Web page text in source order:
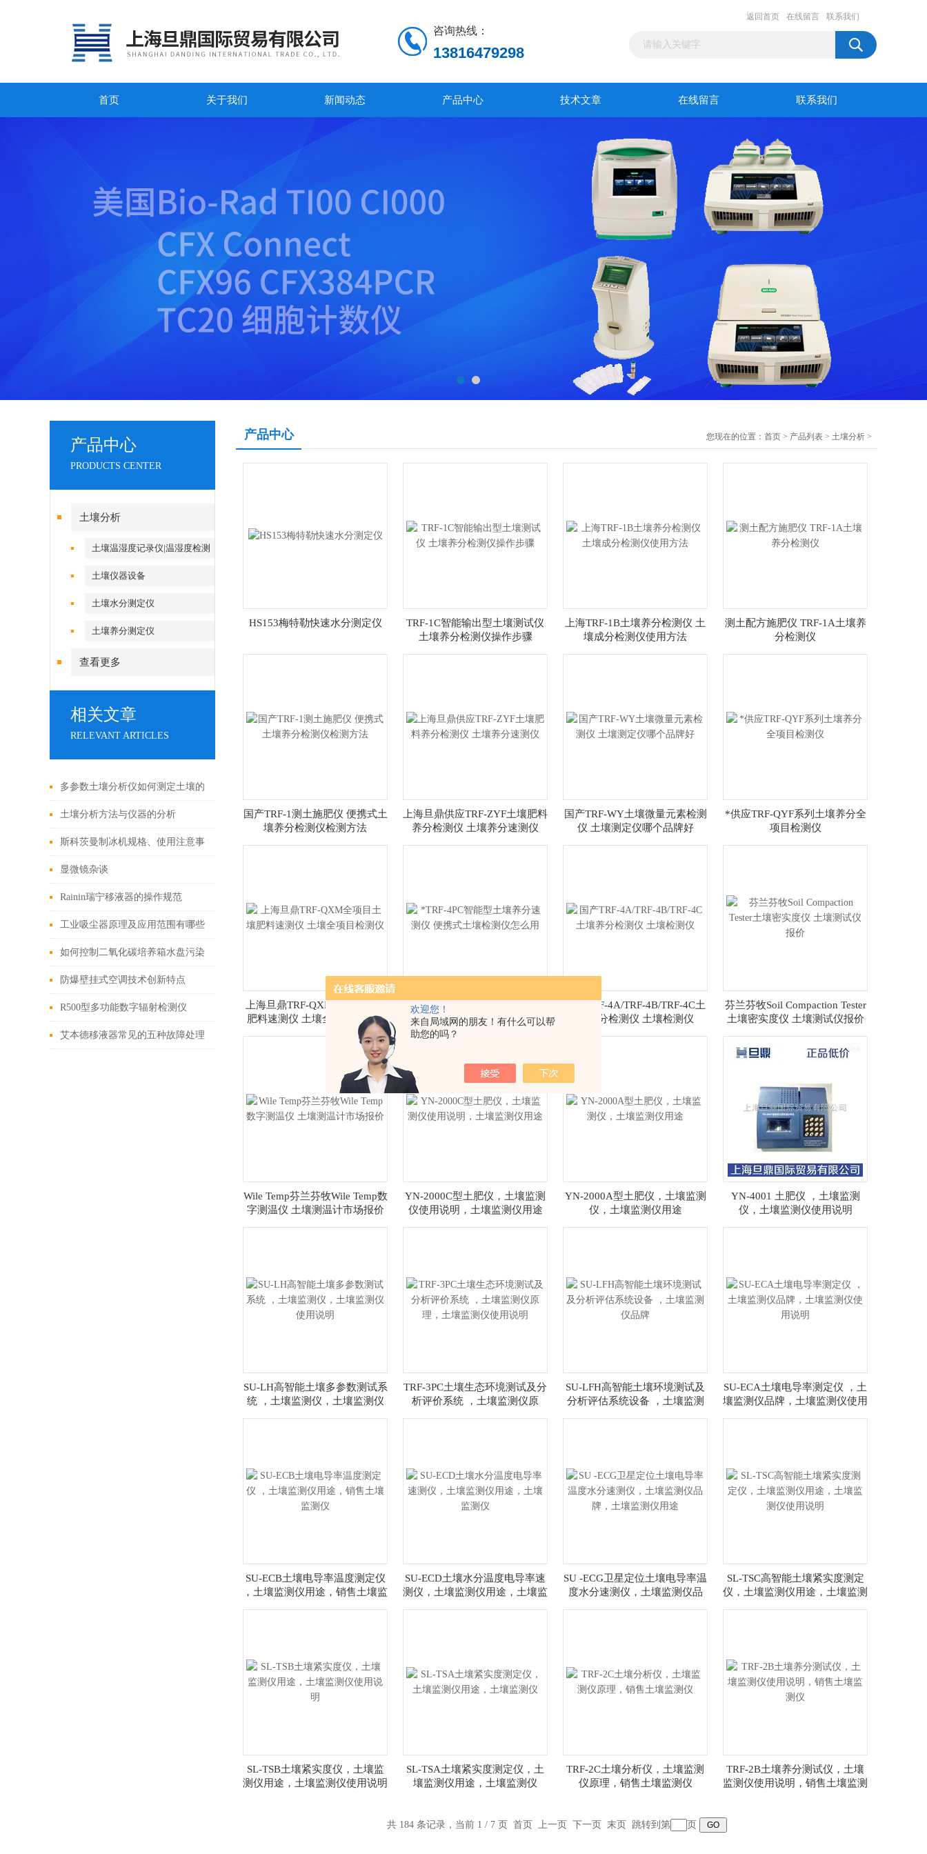
欢迎您！
来自局域网的朋友！有什么可以帮
助您的吗？
咨询热线：
13816479298
返回首页 在线留言 联系我们
首页 关于我们 新闻动态 产品中心 技术文章 在线留言 联系我们
产品中心
PRODUCTS CENTER
土壤分析
土壤温湿度记录仪|温湿度检测
土壤仪器设备
土壤水分测定仪
土壤养分测定仪
查看更多
相关文章
RELEVANT ARTICLES
多参数土壤分析仪如何测定土壤的
pH值和分析土壤肥力
土壤分析方法与仪器的分析
斯科茨曼制冰机规格、使用注意事
项
显微镜杂谈
Rainin瑞宁移液器的操作规范
工业吸尘器原理及应用范围有哪些
如何控制二氧化碳培养箱水盘污染
防爆壁挂式空调技术创新特点
R500型多功能数字辐射检测仪
艾本德移液器常见的五种故障处理
产品中心 您现在的位置： 首页 > 产品列表 > 土壤分析 >
HS153梅特勒快速水分测定仪
TRF-1C智能输出型土壤测试仪
土壤养分检测仪操作步骤
上海TRF-1B土壤养分检测仪 土
壤成分检测仪使用方法
测土配方施肥仪 TRF-1A土壤养
分检测仪
国产TRF-1测土施肥仪 便携式土
壤养分检测仪检测方法
上海旦鼎供应TRF-ZYF土壤肥料
养分检测仪 土壤养分速测仪
国产TRF-WY土壤微量元素检测
仪 土壤测定仪哪个品牌好
*供应TRF-QYF系列土壤养分全
项目检测仪
上海旦鼎TRF-QXM全项目土壤
肥料速测仪 土壤全项目检测仪
*TRF-4PC智能型土壤养分速测
仪 便携式土壤检测仪怎么用
国产TRF-4A/TRF-4B/TRF-4C土
壤养分检测仪 土壤检测仪
芬兰芬牧Soil Compaction Tester
土壤密实度仪 土壤测试仪报价
Wile Temp芬兰芬牧Wile Temp数
字测温仪 土壤测温计市场报价
YN-2000C型土肥仪，土壤监测
仪使用说明，土壤监测仪用途
YN-2000A型土肥仪，土壤监测
仪，土壤监测仪用途
YN-4001 土肥仪 ，土壤监测
仪，土壤监测仪使用说明
SU-LH高智能土壤多参数测试系
统 ，土壤监测仪，土壤监测仪
TRF-3PC土壤生态环境测试及分
析评价系统 ，土壤监测仪原
SU-LFH高智能土壤环境测试及
分析评估系统设备 ，土壤监测
SU-ECA土壤电导率测定仪 ，土
壤监测仪品牌，土壤监测仪使用
SU-ECB土壤电导率温度测定仪
，土壤监测仪用途，销售土壤监
SU-ECD土壤水分温度电导率速
测仪，土壤监测仪用途，土壤监
SU -ECG卫星定位土壤电导率温
度水分速测仪，土壤监测仪品
SL-TSC高智能土壤紧实度测定
仪，土壤监测仪用途，土壤监测
SL-TSB土壤紧实度仪，土壤监
测仪用途，土壤监测仪使用说明
SL-TSA土壤紧实度测定仪，土
壤监测仪用途，土壤监测仪
TRF-2C土壤分析仪，土壤监测
仪原理，销售土壤监测仪
TRF-2B土壤养分测试仪，土壤
监测仪使用说明，销售土壤监测
共 184 条记录，当前 1 / 7 页 首页 上一页 下一页 末页 跳转到第 页